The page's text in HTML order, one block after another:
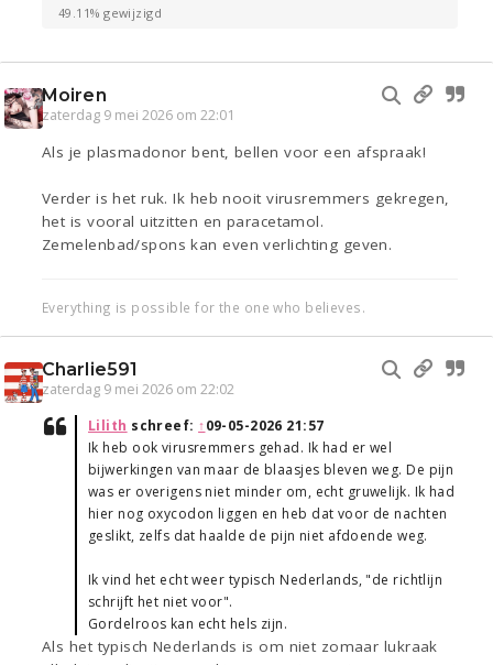
49.11% gewijzigd
Moiren
zaterdag 9 mei 2026 om 22:01
Als je plasmadonor bent, bellen voor een afspraak!
Verder is het ruk. Ik heb nooit virusremmers gekregen,
het is vooral uitzitten en paracetamol.
Zemelenbad/spons kan even verlichting geven.
Everything is possible for the one who believes.
Charlie591
zaterdag 9 mei 2026 om 22:02
Lilith schreef: ↑09-05-2026 21:57
Ik heb ook virusremmers gehad. Ik had er wel
bijwerkingen van maar de blaasjes bleven weg. De pijn
was er overigens niet minder om, echt gruwelijk. Ik had
hier nog oxycodon liggen en heb dat voor de nachten
geslikt, zelfs dat haalde de pijn niet afdoende weg.
Ik vind het echt weer typisch Nederlands, "de richtlijn
schrijft het niet voor".
Gordelroos kan echt hels zijn.
Als het typisch Nederlands is om niet zomaar lukraak